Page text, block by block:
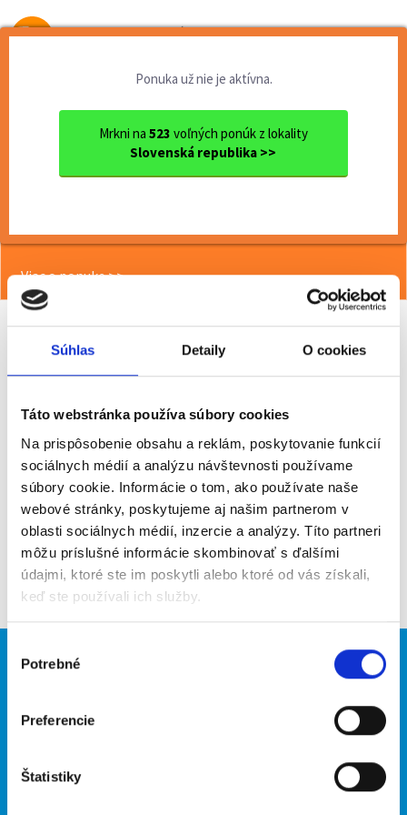
Súhlas Detaily O cookies
Táto webstránka používa súbory cookies
Na prispôsobenie obsahu a reklám, poskytovanie funkcií
sociálnych médií a analýzu návštevnosti používame
súbory cookie. Informácie o tom, ako používate naše
webové stránky, poskytujeme aj našim partnerom v
oblasti sociálnych médií, inzercie a analýzy. Títo partneri
môžu príslušné informácie skombinovať s ďalšími
údajmi, ktoré ste im poskytli alebo ktoré od vás získali,
keď ste používali ich služby.
súhlasu
Potrebné
Preferencie
Štatistiky
Od prvej brigády
Ponuka už nie je aktívna.
Mrkni na 523 voľných ponúk z lokality
Slovenská republika >>
Poprad
<< Späť
Viac o ponuke >>
Poslať na email
Upozorniť na inzerát
Pridať do obľúbených
Späť
Brigádnici
Hľadané brigády
O portáli Naše ďalšie projekty